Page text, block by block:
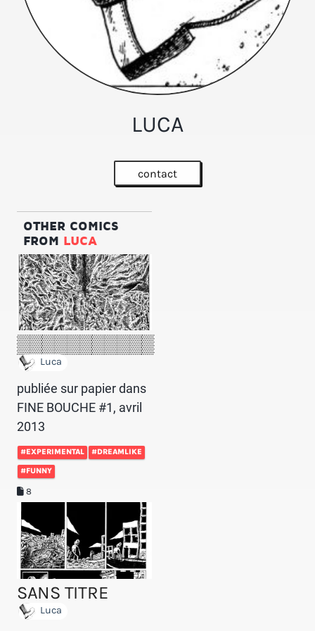
LUCA
contact
OTHER COMICS
FROM LUCA
▒▒▒▒▒▒▒▒▒▒▒
Luca
publiée sur papier dans
FINE BOUCHE #1, avril
2013
#EXPERIMENTAL #DREAMLIKE
#FUNNY
8
SANS TITRE
Luca